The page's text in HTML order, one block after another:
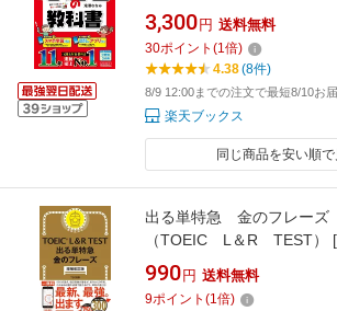
3,300 円 送料無料
30ポイント (1倍)
4.38(8件)
8/9 12:00までの注文で最短8/10お
楽天ブックス
同じ商品を安い順で
出る単特急 金のフレー
（TOEIC L＆R TEST） [
990 円 送料無料
9ポイント (1倍)